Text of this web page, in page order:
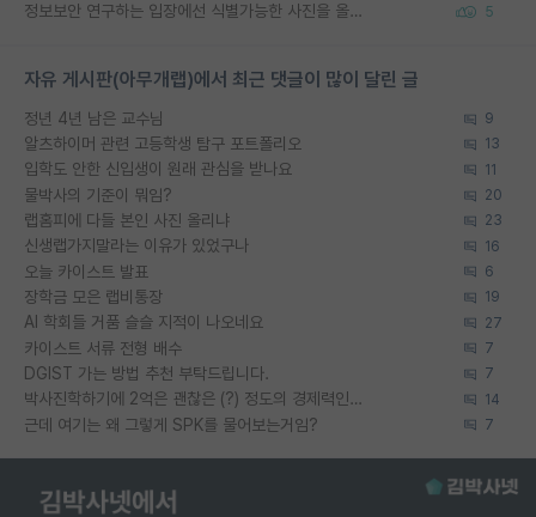
정보보안 연구하는 입장에선 식별가능한 사진을 올리는건 비추이긴함 5
자유 게시판(아무개랩)에서 최근 댓글이 많이 달린 글
정년 4년 남은 교수님 9
알츠하이머 관련 고등학생 탐구 포트폴리오 13
입학도 안한 신입생이 원래 관심을 받나요 11
물박사의 기준이 뭐임? 20
랩홈피에 다들 본인 사진 올리냐 23
신생랩가지말라는 이유가 있었구나 16
오늘 카이스트 발표 6
장학금 모은 랩비통장 19
AI 학회들 거품 슬슬 지적이 나오네요 27
카이스트 서류 전형 배수 7
DGIST 가는 방법 추천 부탁드립니다. 7
박사진학하기에 2억은 괜찮은 (?) 정도의 경제력인가요 14
근데 여기는 왜 그렇게 SPK를 물어보는거임? 7